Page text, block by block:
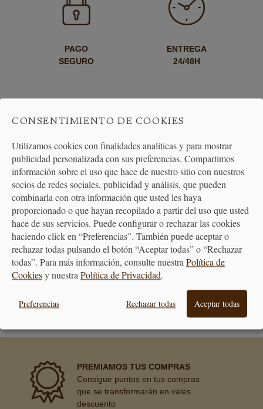
PAGO
SEGURO
ENTREGA
24/48H
ENVÍO GRATUITO
A PARTIR DE 40€
DEVOLUCIONES
30 DÍAS
PREMIAMOS TUS COMPRAS
Consigue puntos en tus compras
que se transformarán en vales
descuento
CONSENTIMIENTO DE COOKIES
Utilizamos cookies con finalidades analíticas y para mostrar
publicidad personalizada con sus preferencias. Compartimos
información sobre el uso que hace de nuestro sitio con nuestros
socios de redes sociales, publicidad y análisis, que pueden
combinarla con otra información que usted les haya
proporcionado o que hayan recopilado a partir del uso que usted
hace de sus servicios. Puede configurar o rechazar las cookies
haciendo click en “Preferencias”. También puede aceptar o
rechazar todas pulsando el botón “Aceptar todas” o “Rechazar
todas”. Para más información, consulte nuestraPolítica de
Cookiesy nuestraPolítica de Privacidad.
Preferencias Rechazar todas Aceptar todas